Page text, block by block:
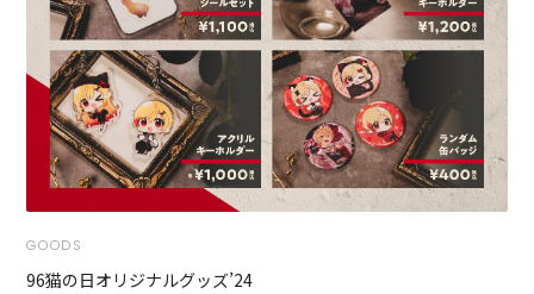
GOODS
96猫の日オリジナルグッズ’24